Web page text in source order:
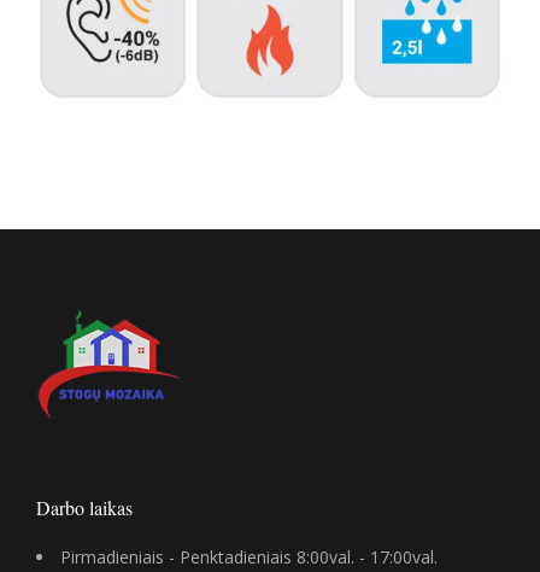
Darbo laikas
Pirmadieniais - Penktadieniais 8:00val. - 17:00val.